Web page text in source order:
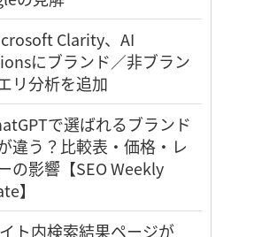
Clarity、AI
にブランド／非ブラン
リ分析を追加
で選ばれるブランド
違う？比較表・価格・レ
の影響【SEO Weekly
】
ト内検索結果ページが